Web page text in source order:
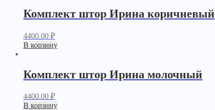
Комплект штор Ирина коричневый
4400.00 ₽
В корзину
Комплект штор Ирина молочный
4400.00 ₽
В корзину